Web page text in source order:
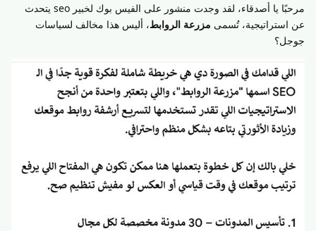
مرحبًا يا أصدقاء، لقد وجدت منشور على الفيس بوك لخبير seo يتحدث
عن استراتيجية، تُسمى مزرعة الروابط، أليس هذا مخالف لسياسات
جوجل؟